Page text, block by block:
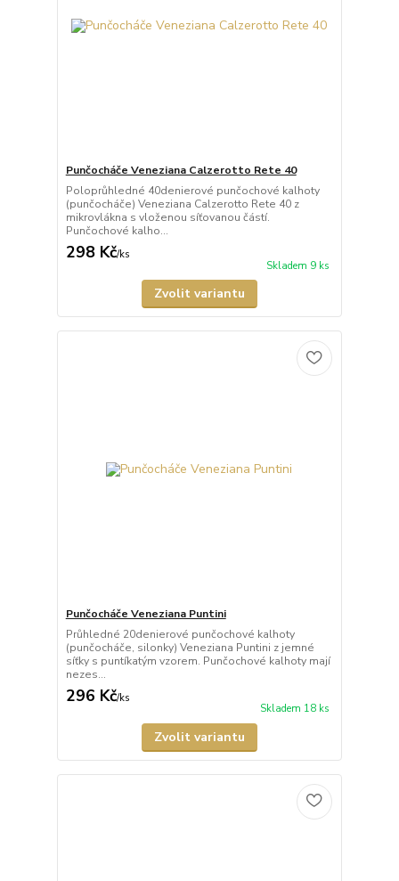
Punčocháče Veneziana Calzerotto Rete 40
Poloprůhledné 40denierové punčochové kalhoty
(punčocháče) Veneziana Calzerotto Rete 40 z
mikrovlákna s vloženou síťovanou částí.
Punčochové kalho...
298 Kč/ks
Skladem 9 ks
Zvolit variantu
Punčocháče Veneziana Puntini
Průhledné 20denierové punčochové kalhoty
(punčocháče, silonky) Veneziana Puntini z jemné
síťky s puntíkatým vzorem. Punčochové kalhoty mají
nezes...
296 Kč/ks
Skladem 18 ks
Zvolit variantu